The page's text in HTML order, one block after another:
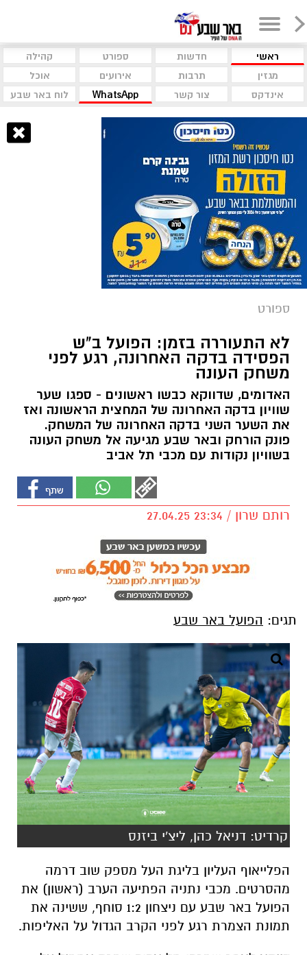
ראשי חדשות ספורט
קהילה
מגזין
תרבות אירועים
אוכל
אינדקס
צור קשר WhatsApp לוח באר שבע
ספורט
לא התעוררה בזמן: הפועל ב"ש
הפסידה בדקה האחרונה, רגע לפני
משחק העונה
האדומים, שדווקא כבשו ראשונים - ספגו שער
שוויון בדקה האחרונה של המחצית הראשונה ואז
את השער השני בדקה האחרונה של המשחק.
פונק הורחק ובאר שבע מגיעה אל משחק העונה
בשוויון נקודות עם מכבי תל אביב
רותם שרון / 23:34 27.04.25
הפועל באר שבע
קרדיט: דניאל כהן, ליצ'י ביזנס
הפלייאוף העליון בליגת העל מספק שוב דרמה
מהסרטים. מכבי נתניה הפתיעה הערב (ראשון) את
דווקא לאחר שמכבי תל אביב שמרה אתמול על
התקווה עם 1:3 על מכבי חיפה, באר שבע קיוותה
להגדיל שוב את הפער – אך קרסה בדקות הסיום